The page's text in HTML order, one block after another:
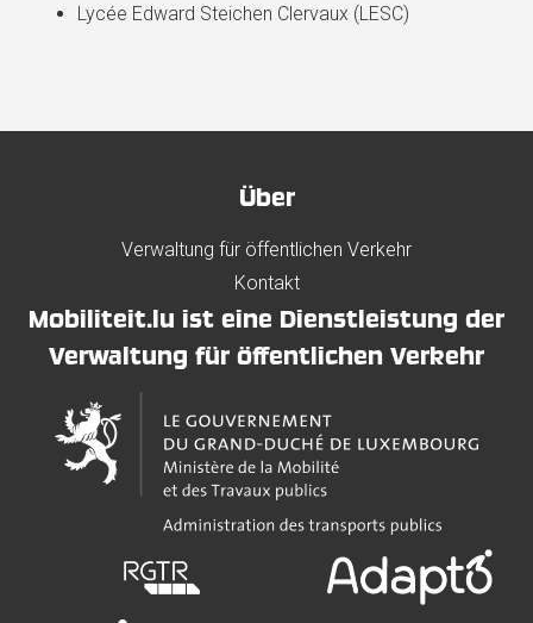
Lycée Edward Steichen Clervaux (LESC)
Über
Verwaltung für öffentlichen Verkehr
Kontakt
Mobiliteit.lu ist eine Dienstleistung der
Verwaltung für öffentlichen Verkehr